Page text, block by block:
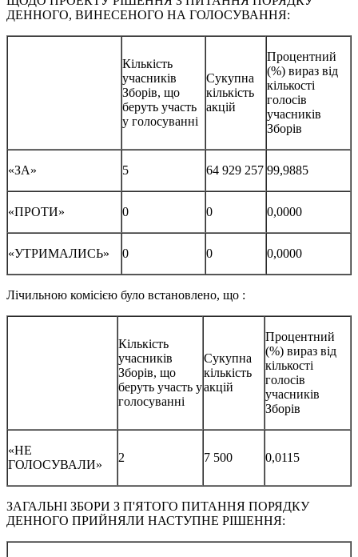
ДЕННОГО, ВИНЕСЕНОГО НА ГОЛОСУВАННЯ:
Кількість
учасників
Зборів, що
беруть участь
у голосуванні
Сукупна
кількість
акцій
Процентний
(%) вираз від
кількості
голосів
учасників
Зборів
«ЗА» 5 64 929 257 99,9885
«ПРОТИ» 0 0 0,0000
«УТРИМАЛИСЬ» 0 0 0,0000
Лічильною комісією було встановлено, що :
Кількість
учасників
Зборів, що
беруть участь у
голосуванні
Сукупна
кількість
акцій
Процентний
(%) вираз від
кількості
голосів
учасників
Зборів
«НЕ
ГОЛОСУВАЛИ»
2 7 500 0,0115
ЗАГАЛЬНІ ЗБОРИ З П'ЯТОГО ПИТАННЯ ПОРЯДКУ
ДЕННОГО ПРИЙНЯЛИ НАСТУПНЕ РІШЕННЯ: